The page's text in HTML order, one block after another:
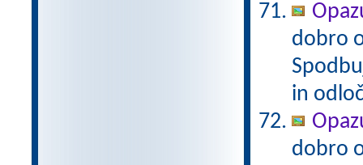
dobro
in
dobro